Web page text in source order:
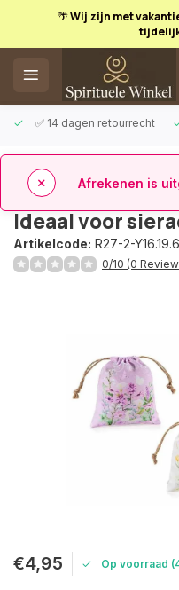
🌴 Wij zijn met
✅ 14 dagen retourrecht
Afrekenen is
3x Stoffen
Ideaal voor
Artikelcode: R27-2-
0/10 (0
€4,95 Op voorraad